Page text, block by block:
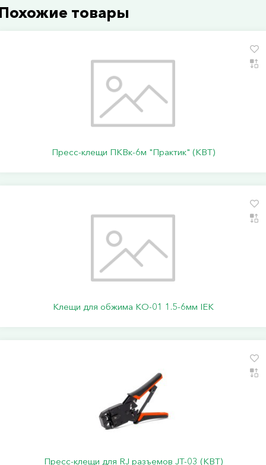
товары
Пресс-клещи ПКВк-6м "Практик" (КВТ)
Клещи для обжима КО-01 1.5-6мм IEK
Пресс-клещи для RJ разъемов JT-03 (КВТ)